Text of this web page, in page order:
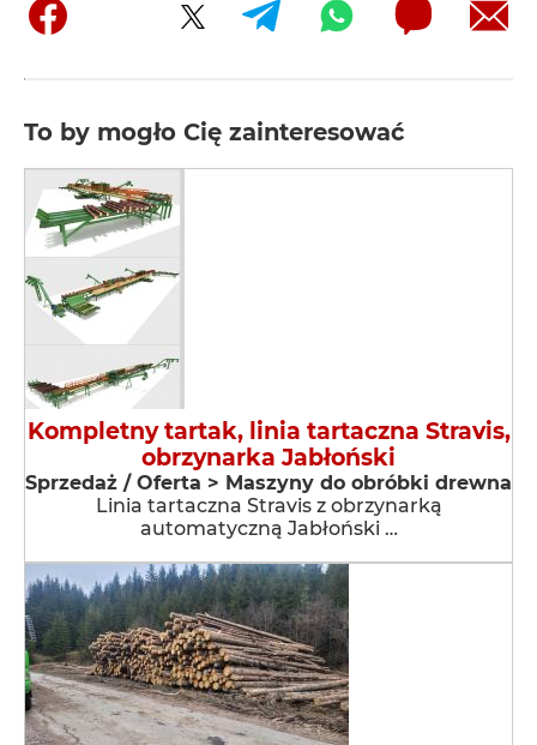
To by mogło Cię zainteresować
Kompletny tartak, linia tartaczna Stravis,
obrzynarka Jabłoński
Sprzedaż / Oferta > Maszyny do obróbki drewna
Linia tartaczna Stravis z obrzynarką
automatyczną Jabłoński …